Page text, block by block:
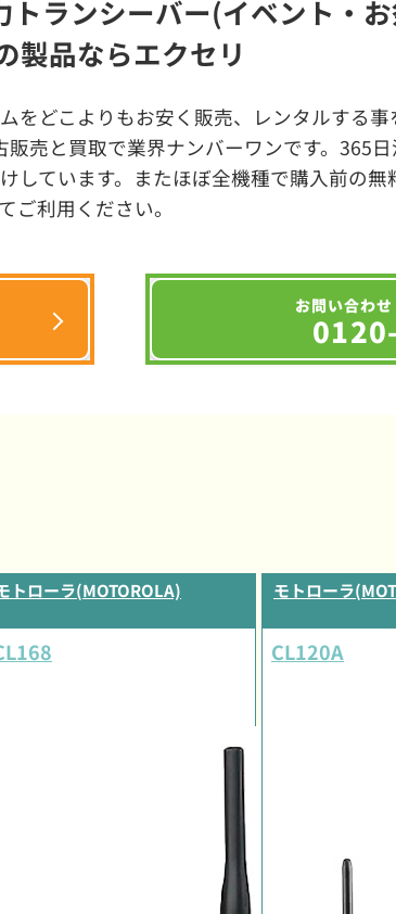
ランシーバー(イベント・
製品ならエクセリ
をどこよりもお安く販売、レンタルする
売と買取で業界ナンバーワンです。365
しています。またほぼ全機種で購入前の無
ご利用ください。
お問い合わせ
トローラ(MOTOROLA) モトローラ
CL120A